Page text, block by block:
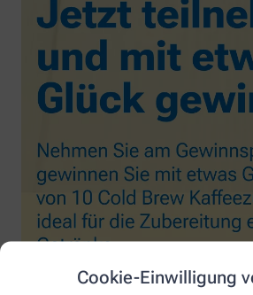
Cookie-Einwilligung